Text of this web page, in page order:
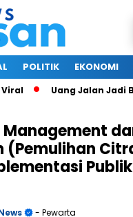
POLITIK EKONOMI
Uang Jalan Jadi
(Pemulihan
- Pewarta